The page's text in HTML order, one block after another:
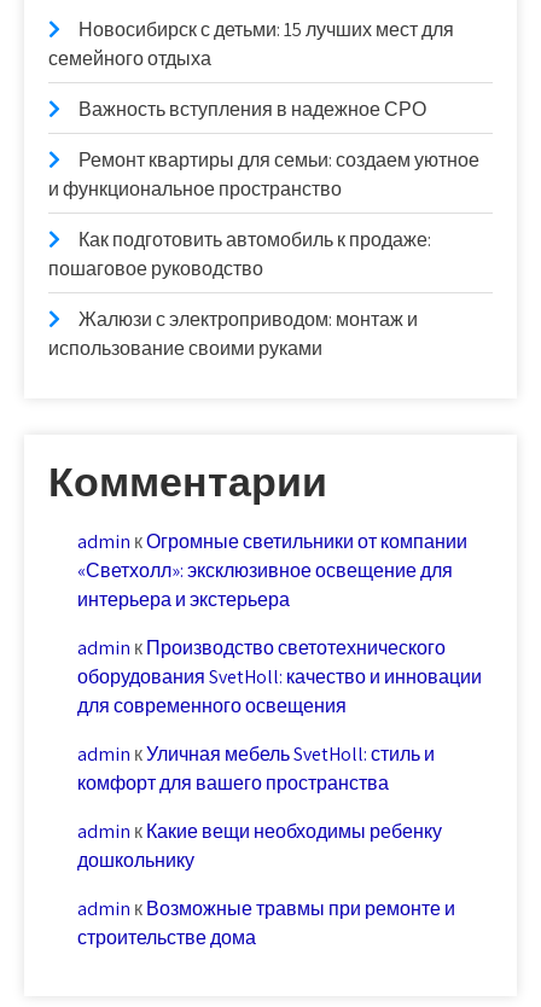
Новосибирск с детьми: 15 лучших мест для
семейного отдыха
Важность вступления в надежное СРО
Ремонт квартиры для семьи: создаем уютное
и функциональное пространство
Как подготовить автомобиль к продаже:
пошаговое руководство
Жалюзи с электроприводом: монтаж и
использование своими руками
Комментарии
admin кОгромные светильники от компании
«Светхолл»: эксклюзивное освещение для
интерьера и экстерьера
admin кПроизводство светотехнического
оборудования SvetHoll: качество и инновации
для современного освещения
admin кУличная мебель SvetHoll: стиль и
комфорт для вашего пространства
admin кКакие вещи необходимы ребенку
дошкольнику
admin кВозможные травмы при ремонте и
строительстве дома